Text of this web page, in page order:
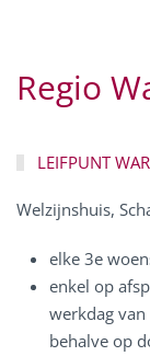
Regio
LEIFPUNT
Welzijnshuis,
elke 3e
enkel op
werkdag
behalve op